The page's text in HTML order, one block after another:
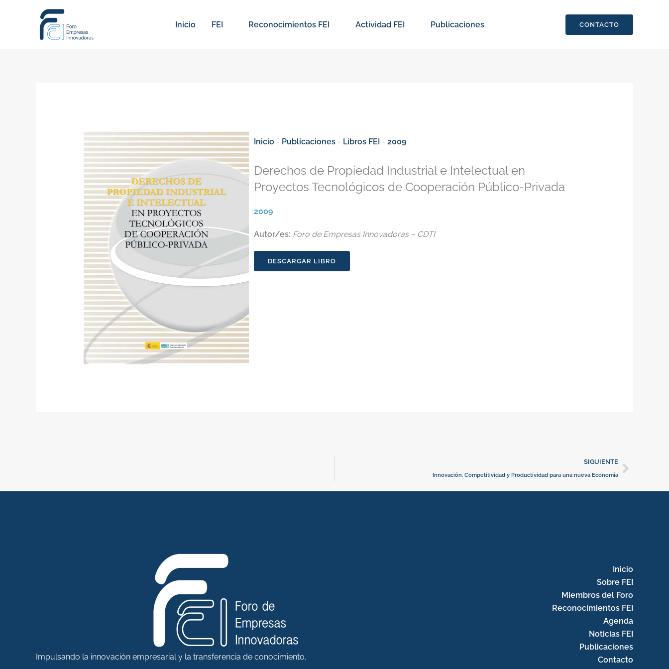
Inicio FEI Reconocimientos FEI Actividad FEI Publicaciones CONTACTO
Inicio- Publicaciones- Libros FEI - 2009
Derechos de Propiedad Industrial e Intelectual en
Proyectos Tecnológicos de Cooperación Público-Privada
2009
Autor/es: Foro de Empresas Innovadoras – CDTI
DESCARGAR LIBRO
SIGUIENTE
Innovación, Competitividad y Productividad para una nueva Economía
Impulsando la innovación empresarial y la transferencia de conocimiento.
Inicio
Sobre FEI
Miembros del Foro
Reconocimientos FEI
Agenda
Noticias FEI
Publicaciones
Contacto